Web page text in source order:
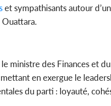
et sympathisants autour
ministre des Finances et
en exergue le
du parti : loyauté,